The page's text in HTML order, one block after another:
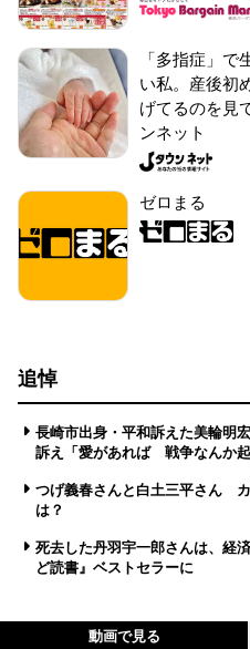
「多指症」
い私。産後初
げてるのを見
ンネット
ゼロまる
追悼
長崎市出身・平和訴えた美輪明
訴え「愛があれば 戦争なんか起
つげ義春さんと白土三平さん
は？
死去した丹羽宇一郎さんは、経
ど読書』ベストセラーに
動画で見る